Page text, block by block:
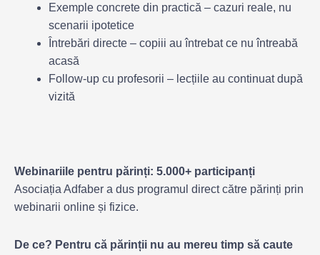
Exemple concrete din practică – cazuri reale, nu
scenarii ipotetice
Întrebări directe – copiii au întrebat ce nu întreabă
acasă
Follow-up cu profesorii – lecțiile au continuat după
vizită
Webinariile pentru părinți: 5.000+ participanți
Asociația Adfaber a dus programul direct către părinți prin
webinarii online și fizice.
De ce? Pentru că părinții nu au mereu timp să caute